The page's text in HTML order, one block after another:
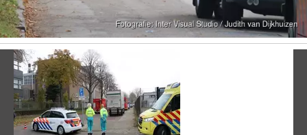
Vorige